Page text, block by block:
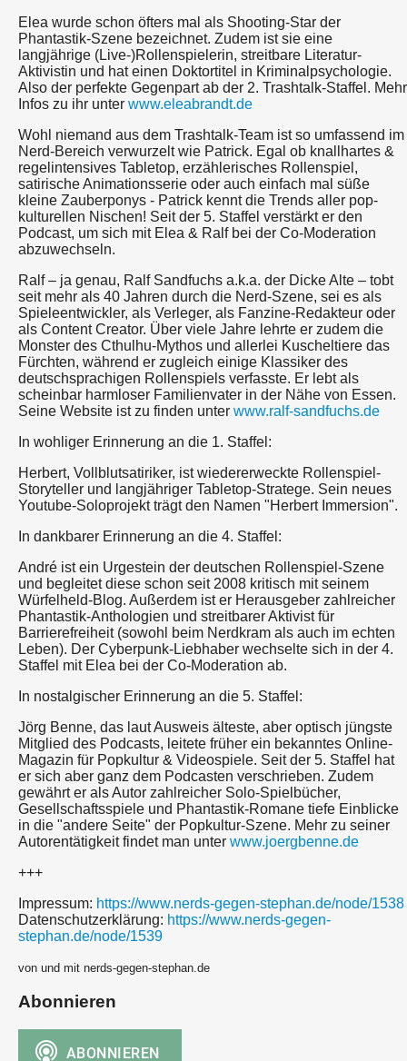
Elea wurde schon öfters mal als Shooting-Star der
Phantastik-Szene bezeichnet. Zudem ist sie eine
langjährige (Live-)Rollenspielerin, streitbare Literatur-
Aktivistin und hat einen Doktortitel in Kriminalpsychologie.
Also der perfekte Gegenpart ab der 2. Trashtalk-Staffel. Mehr
Infos zu ihr unter www.eleabrandt.de
Wohl niemand aus dem Trashtalk-Team ist so umfassend im
Nerd-Bereich verwurzelt wie Patrick. Egal ob knallhartes &
regelintensives Tabletop, erzählerisches Rollenspiel,
satirische Animationsserie oder auch einfach mal süße
kleine Zauberponys - Patrick kennt die Trends aller pop-
kulturellen Nischen! Seit der 5. Staffel verstärkt er den
Podcast, um sich mit Elea & Ralf bei der Co-Moderation
abzuwechseln.
Ralf – ja genau, Ralf Sandfuchs a.k.a. der Dicke Alte – tobt
seit mehr als 40 Jahren durch die Nerd-Szene, sei es als
Spieleentwickler, als Verleger, als Fanzine-Redakteur oder
als Content Creator. Über viele Jahre lehrte er zudem die
Monster des Cthulhu-Mythos und allerlei Kuscheltiere das
Fürchten, während er zugleich einige Klassiker des
deutschsprachigen Rollenspiels verfasste. Er lebt als
scheinbar harmloser Familienvater in der Nähe von Essen.
Seine Website ist zu finden unter www.ralf-sandfuchs.de
In wohliger Erinnerung an die 1. Staffel:
Herbert, Vollblutsatiriker, ist wiedererweckte Rollenspiel-
Storyteller und langjähriger Tabletop-Stratege. Sein neues
Youtube-Soloprojekt trägt den Namen "Herbert Immersion".
In dankbarer Erinnerung an die 4. Staffel:
André ist ein Urgestein der deutschen Rollenspiel-Szene
und begleitet diese schon seit 2008 kritisch mit seinem
Würfelheld-Blog. Außerdem ist er Herausgeber zahlreicher
Phantastik-Anthologien und streitbarer Aktivist für
Barrierefreiheit (sowohl beim Nerdkram als auch im echten
Leben). Der Cyberpunk-Liebhaber wechselte sich in der 4.
Staffel mit Elea bei der Co-Moderation ab.
In nostalgischer Erinnerung an die 5. Staffel:
Jörg Benne, das laut Ausweis älteste, aber optisch jüngste
Mitglied des Podcasts, leitete früher ein bekanntes Online-
Magazin für Popkultur & Videospiele. Seit der 5. Staffel hat
er sich aber ganz dem Podcasten verschrieben. Zudem
gewährt er als Autor zahlreicher Solo-Spielbücher,
Gesellschaftsspiele und Phantastik-Romane tiefe Einblicke
in die "andere Seite" der Popkultur-Szene. Mehr zu seiner
Autorentätigkeit findet man unter www.joergbenne.de
+++
Impressum: https://www.nerds-gegen-stephan.de/node/1538
Datenschutzerklärung: https://www.nerds-gegen-
stephan.de/node/1539
von und mit nerds-gegen-stephan.de
Abonnieren